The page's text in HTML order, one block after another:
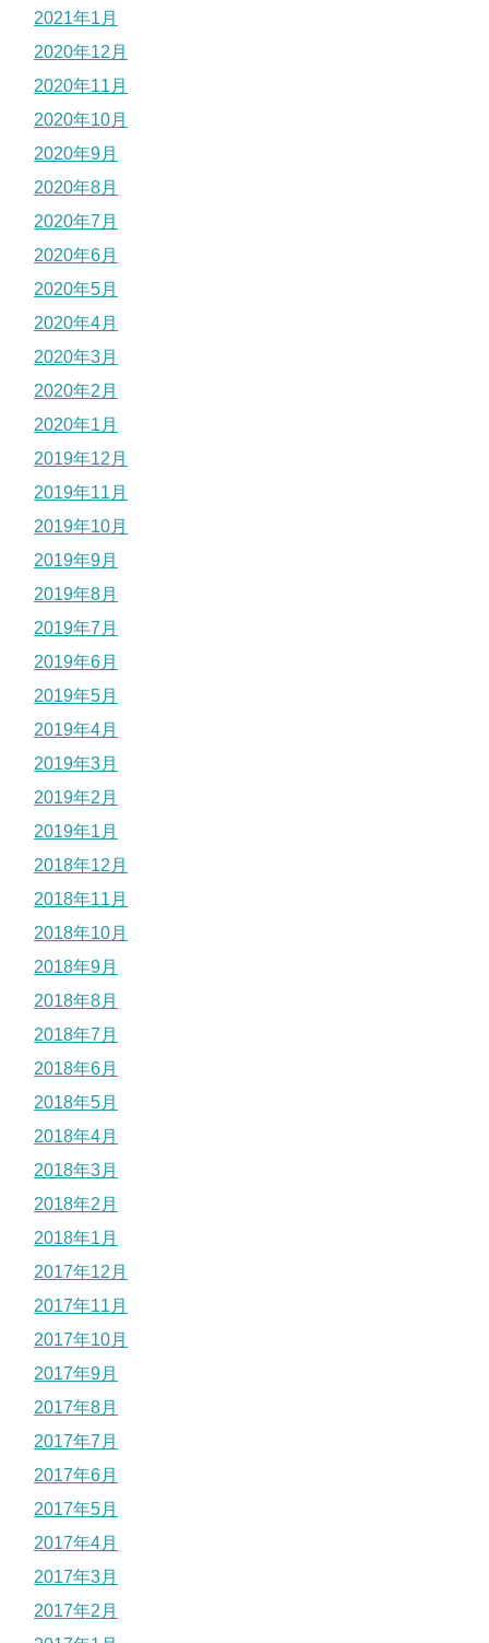
2021年1月
2020年12月
2020年11月
2020年10月
2020年9月
2020年8月
2020年7月
2020年6月
2020年5月
2020年4月
2020年3月
2020年2月
2020年1月
2019年12月
2019年11月
2019年10月
2019年9月
2019年8月
2019年7月
2019年6月
2019年5月
2019年4月
2019年3月
2019年2月
2019年1月
2018年12月
2018年11月
2018年10月
2018年9月
2018年8月
2018年7月
2018年6月
2018年5月
2018年4月
2018年3月
2018年2月
2018年1月
2017年12月
2017年11月
2017年10月
2017年9月
2017年8月
2017年7月
2017年6月
2017年5月
2017年4月
2017年3月
2017年2月